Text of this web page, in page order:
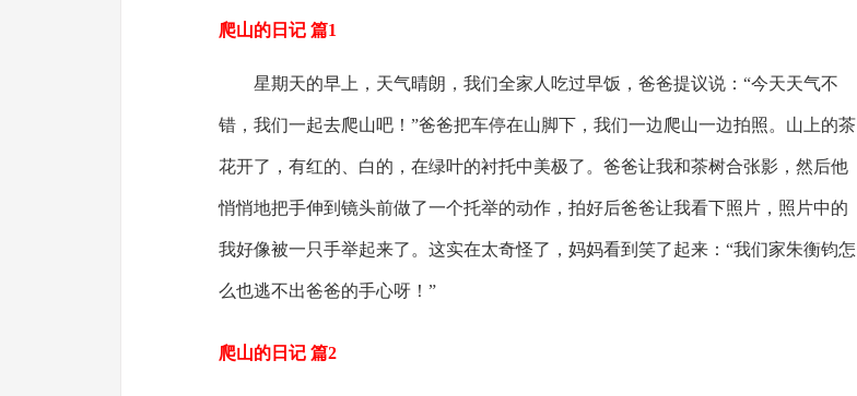
爬山的日记 篇1
星期天的早上，天气晴朗，我们全家人吃过早饭，爸爸提议说：“今天天气不
错，我们一起去爬山吧！”爸爸把车停在山脚下，我们一边爬山一边拍照。山上的茶
花开了，有红的、白的，在绿叶的衬托中美极了。爸爸让我和茶树合张影，然后他
悄悄地把手伸到镜头前做了一个托举的动作，拍好后爸爸让我看下照片，照片中的
我好像被一只手举起来了。这实在太奇怪了，妈妈看到笑了起来：“我们家朱衡钧怎
么也逃不出爸爸的手心呀！”
爬山的日记 篇2